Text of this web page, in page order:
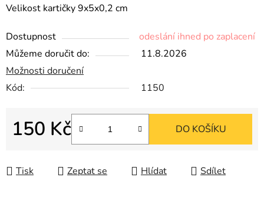
Velikost kartičky 9x5x0,2 cm
Dostupnost
odeslání ihned po zaplacení
Můžeme doručit do:
11.8.2026
Možnosti doručení
Kód:
1150
150 Kč DO KOŠÍKU
Tisk Zeptat se Hlídat Sdílet